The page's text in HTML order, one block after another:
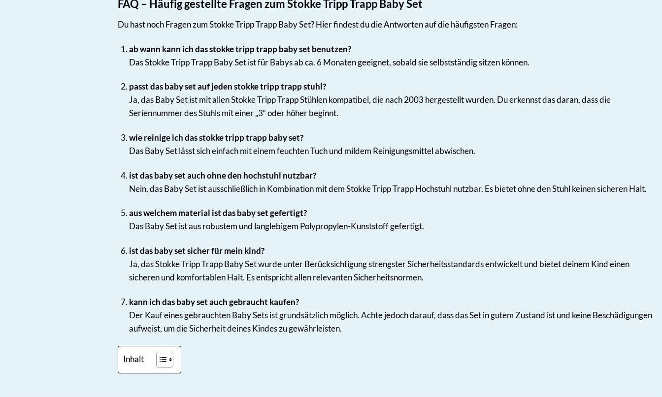
FAQ – Häufig gestellte Fragen zum Stokke Tripp Trapp Baby Set
Du hast noch Fragen zum Stokke Tripp Trapp Baby Set? Hier findest du die Antworten auf die häufigsten Fragen:
ab wann kann ich das stokke tripp trapp baby set benutzen?
Das Stokke Tripp Trapp Baby Set ist für Babys ab ca. 6 Monaten geeignet, sobald sie selbstständig sitzen können.
passt das baby set auf jeden stokke tripp trapp stuhl?
Ja, das Baby Set ist mit allen Stokke Tripp Trapp Stühlen kompatibel, die nach 2003 hergestellt wurden. Du erkennst das daran, dass die
Seriennummer des Stuhls mit einer „3“ oder höher beginnt.
wie reinige ich das stokke tripp trapp baby set?
Das Baby Set lässt sich einfach mit einem feuchten Tuch und mildem Reinigungsmittel abwischen.
ist das baby set auch ohne den hochstuhl nutzbar?
Nein, das Baby Set ist ausschließlich in Kombination mit dem Stokke Tripp Trapp Hochstuhl nutzbar. Es bietet ohne den Stuhl keinen sicheren Halt.
aus welchem material ist das baby set gefertigt?
Das Baby Set ist aus robustem und langlebigem Polypropylen-Kunststoff gefertigt.
ist das baby set sicher für mein kind?
Ja, das Stokke Tripp Trapp Baby Set wurde unter Berücksichtigung strengster Sicherheitsstandards entwickelt und bietet deinem Kind einen
sicheren und komfortablen Halt. Es entspricht allen relevanten Sicherheitsnormen.
kann ich das baby set auch gebraucht kaufen?
Der Kauf eines gebrauchten Baby Sets ist grundsätzlich möglich. Achte jedoch darauf, dass das Set in gutem Zustand ist und keine Beschädigungen
aufweist, um die Sicherheit deines Kindes zu gewährleisten.
Inhalt